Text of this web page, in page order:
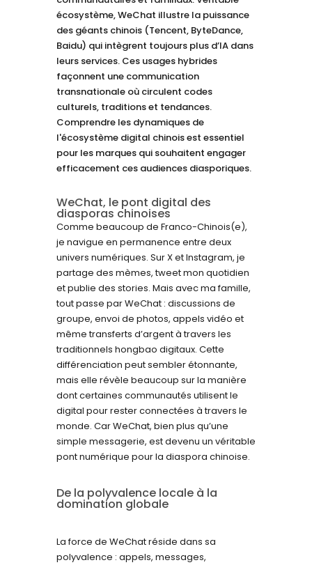
écosystème, WeChat illustre la puissance
des géants chinois (Tencent, ByteDance,
Baidu) qui intègrent toujours plus d’IA dans
leurs services. Ces usages hybrides
façonnent une communication
transnationale où circulent codes
culturels, traditions et tendances.
Comprendre les dynamiques de
l'écosystème digital chinois est essentiel
pour les marques qui souhaitent engager
efficacement ces audiences diasporiques.
WeChat, le pont digital des
diasporas chinoises
Comme beaucoup de Franco-Chinois(e),
je navigue en permanence entre deux
univers numériques. Sur X et Instagram, je
partage des mèmes, tweet mon quotidien
et publie des stories. Mais avec ma famille,
tout passe par WeChat : discussions de
groupe, envoi de photos, appels vidéo et
même transferts d’argent à travers les
traditionnels hongbao digitaux. Cette
différenciation peut sembler étonnante,
mais elle révèle beaucoup sur la manière
dont certaines communautés utilisent le
digital pour rester connectées à travers le
monde. Car WeChat, bien plus qu’une
simple messagerie, est devenu un véritable
pont numérique pour la diaspora chinoise.
De la polyvalence locale à la
domination globale
La force de WeChat réside dans sa
polyvalence : appels, messages,